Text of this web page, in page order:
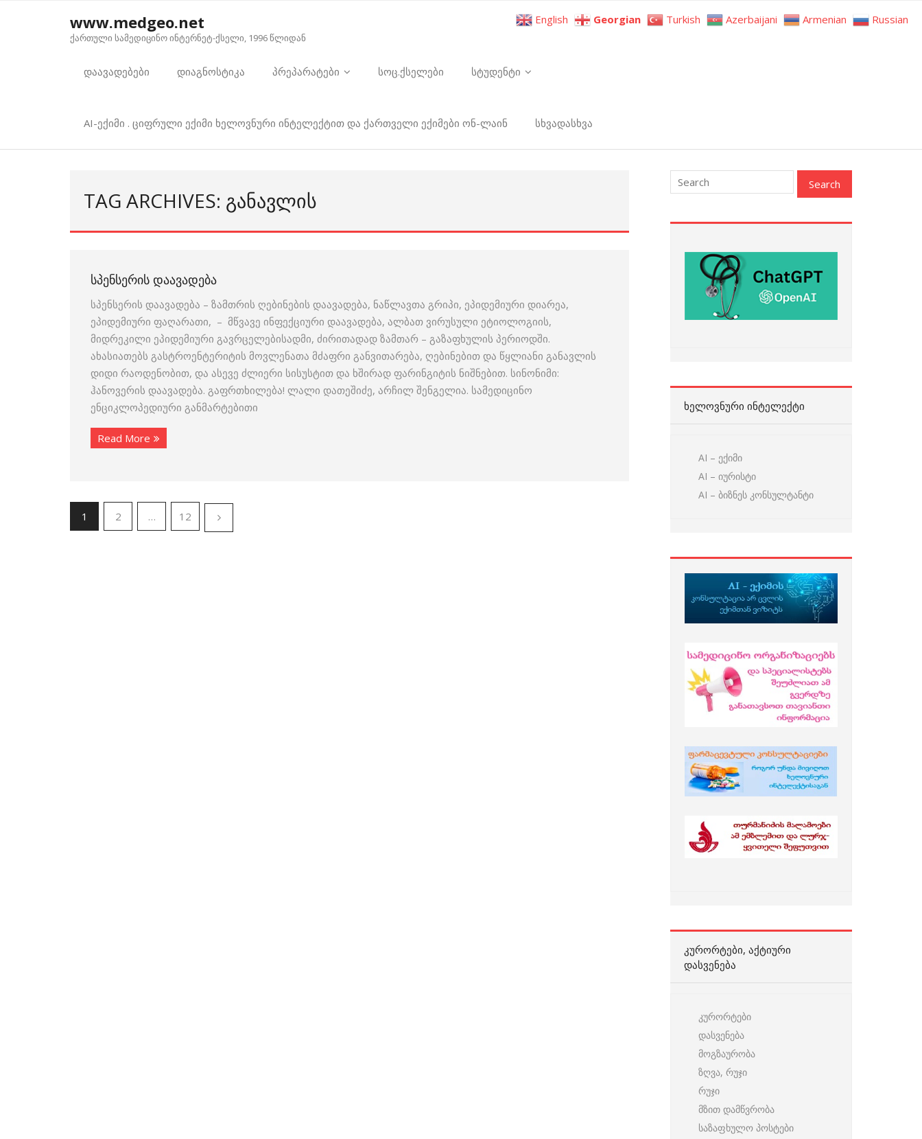
www.medgeo.net
ქართული სამედიცინო ინტერნეტ-ქსელი, 1996 წლიდან
დაავადებები დიაგნოსტიკა პრეპარატები სოც.ქსელები სტუდენტი
AI-ექიმი . ციფრული ექიმი ხელოვნური ინტელექტით და ქართველი ექიმები ონ-ლაინ სხვადასხვა
TAG ARCHIVES: ᲒᲐᲜᲐᲕᲚᲘᲡ
ᲡᲞᲔᲜᲡᲔᲠᲘᲡ ᲓᲐᲐᲕᲐᲓᲔᲑᲐ
სპენსერის დაავადება – ზამთრის ღებინების დაავადება, ნაწლავთა გრიპი, ეპიდემიური დიარეა,
ეპიდემიური ფაღარათი, – მწვავე ინფექციური დაავადება, ალბათ ვირუსული ეტიოლოგიის,
მიდრეკილი ეპიდემიური გავრცელებისადმი, ძირითადად ზამთარ – გაზაფხულის პერიოდში.
ახასიათებს გასტროენტერიტის მოვლენათა მძაფრი განვითარება, ღებინებით და წყლიანი განავლის
დიდი რაოდენობით, და ასევე ძლიერი სისუსტით და ხშირად ფარინგიტის ნიშნებით. სინონიმი:
ჰანოვერის დაავადება. გაფრთხილება! ლალი დათეშიძე, არჩილ შენგელია. სამედიცინო
ენციკლოპედიური განმარტებითი
Read More
1 2 … 12
ᲮᲔᲚᲝᲕᲜᲣᲠᲘ ᲘᲜᲢᲔᲚᲔᲥᲢᲘ
AI – ექიმი
AI – იურისტი
AI – ბიზნეს კონსულტანტი
ᲙᲣᲠᲝᲠᲢᲔᲑᲘ, ᲐᲥᲢᲘᲣᲠᲘ
ᲓᲐᲡᲕᲔᲜᲔᲑᲐ
კურორტები
დასვენება
მოგზაურობა
ზღვა, რუჯი
რუჯი
მზით დამწვრობა
საზაფხულო პოსტები
English Georgian Turkish Azerbaijani Armenian Russian